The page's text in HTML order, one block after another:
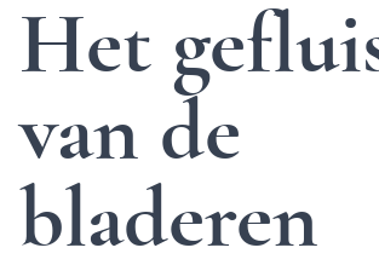
Het
van de
bladeren